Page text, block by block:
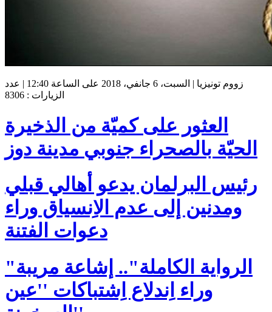
زووم تونيزيا | السبت، 6 جانفي، 2018 على الساعة 12:40 | عدد
الزيارات : 8306
العثور على كميّة من الذخيرة
الحيّة بالصحراء جنوبي مدينة دوز
رئيس البرلمان يدعو أهالي قبلي
ومدنين إلى عدم الاِنسياق وراء
دعوات الفتنة
"الرواية الكاملة".. إشاعة مريبة
وراء اِندلاع اِشتباكات ''عين